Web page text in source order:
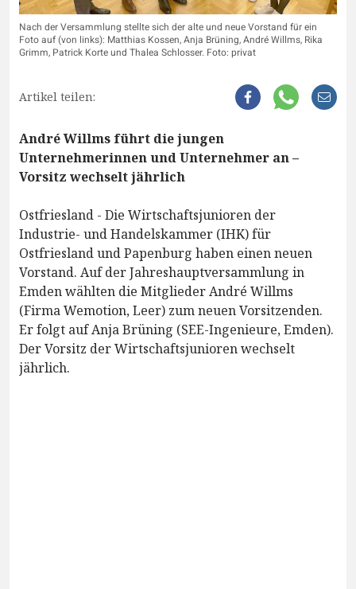
Nach der Versammlung stellte sich der alte und neue Vorstand für ein
Foto auf (von links): Matthias Kossen, Anja Brüning, André Willms, Rika
Grimm, Patrick Korte und Thalea Schlosser. Foto: privat
Artikel teilen:
André Willms führt die jungen
Unternehmerinnen und Unternehmer an –
Vorsitz wechselt jährlich
Ostfriesland - Die Wirtschaftsjunioren der
Industrie- und Handelskammer (IHK) für
Ostfriesland und Papenburg haben einen neuen
Vorstand. Auf der Jahreshauptversammlung in
Emden wählten die Mitglieder André Willms
(Firma Wemotion, Leer) zum neuen Vorsitzenden.
Er folgt auf Anja Brüning (SEE-Ingenieure, Emden).
Der Vorsitz der Wirtschaftsjunioren wechselt
jährlich.